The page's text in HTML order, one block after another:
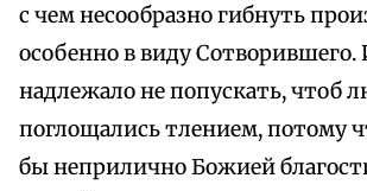
с чем несообразно гибнуть
особенно в виду Сотворившего.
надлежало не попускать, чтоб
поглощались тлением, потому
бы неприлично Божией